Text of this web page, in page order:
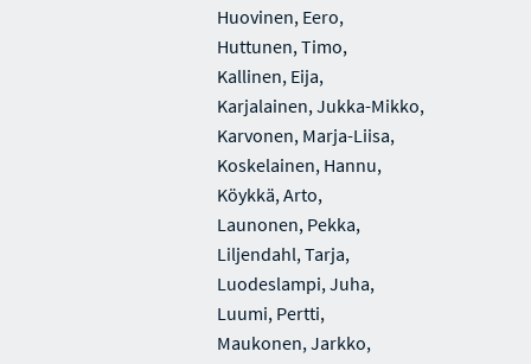
Huovinen, Eero,
Huttunen, Timo,
Kallinen, Eija,
Karjalainen, Jukka-Mikko,
Karvonen, Marja-Liisa,
Koskelainen, Hannu,
Köykkä, Arto,
Launonen, Pekka,
Liljendahl, Tarja,
Luodeslampi, Juha,
Luumi, Pertti,
Maukonen, Jarkko,